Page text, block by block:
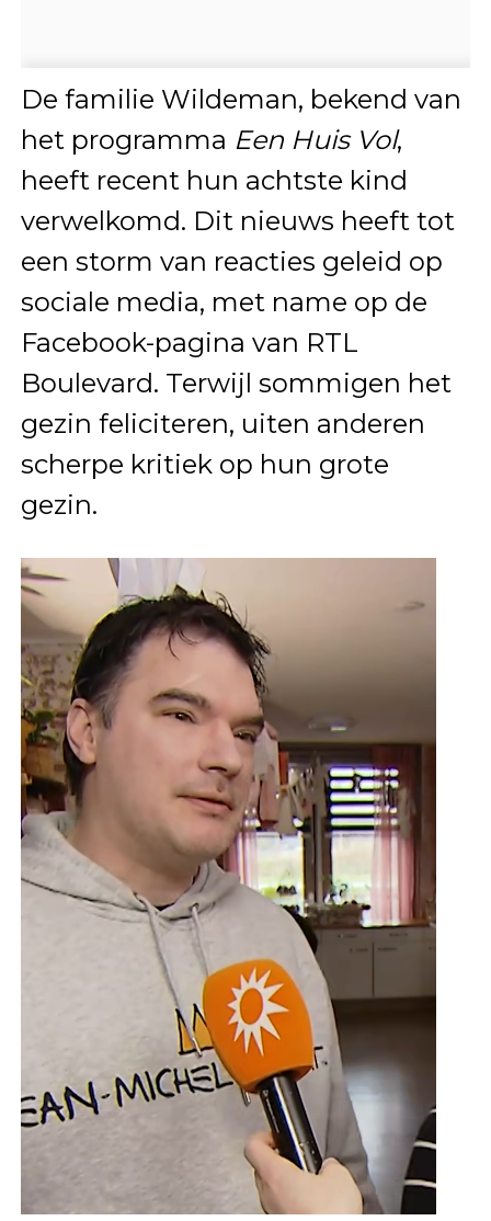
De familie Wildeman, bekend van
het programma Een Huis Vol,
heeft recent hun achtste kind
verwelkomd. Dit nieuws heeft tot
een storm van reacties geleid op
sociale media, met name op de
Facebook-pagina van RTL
Boulevard. Terwijl sommigen het
gezin feliciteren, uiten anderen
scherpe kritiek op hun grote
gezin.